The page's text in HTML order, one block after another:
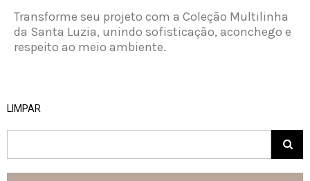
Transforme seu projeto com a Coleção Multilinha
da Santa Luzia, unindo sofisticação, aconchego e
respeito ao meio ambiente.
LIMPAR